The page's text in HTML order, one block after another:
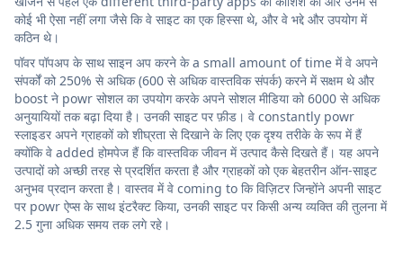
कोई भी ऐसा नहीं लगा जैसे कि वे साइट का एक हिस्सा थे, और वे भद्दे और उपयोग में
कठिन थे।
पॉवर पॉपअप के साथ साइन अप करने के a small amount of time में वे अपने
संपर्कों को 250% से अधिक (600 से अधिक वास्तविक संपर्क) करने में सक्षम थे और
boost ने powr सोशल का उपयोग करके अपने सोशल मीडिया को 6000 से अधिक
अनुयायियों तक बढ़ा दिया है। उनकी साइट पर फ़ीड। वे constantly powr
स्लाइडर अपने ग्राहकों को शीघ्रता से दिखाने के लिए एक दृश्य तरीके के रूप में हैं
क्योंकि वे added होमपेज हैं कि वास्तविक जीवन में उत्पाद कैसे दिखते हैं। यह अपने
उत्पादों को अच्छी तरह से प्रदर्शित करता है और ग्राहकों को एक बेहतरीन ऑन-साइट
अनुभव प्रदान करता है। वास्तव में वे coming to कि विज़िटर जिन्होंने अपनी साइट
पर powr ऐप्स के साथ इंटरैक्ट किया, उनकी साइट पर किसी अन्य व्यक्ति की तुलना में
2.5 गुना अधिक समय तक लगे रहे।